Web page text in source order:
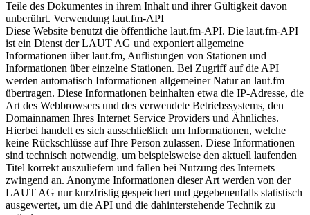
Teile des Dokumentes in ihrem Inhalt und ihrer Gültigkeit davon
unberührt. Verwendung laut.fm-API
Diese Website benutzt die öffentliche laut.fm-API. Die laut.fm-API
ist ein Dienst der LAUT AG und exponiert allgemeine
Informationen über laut.fm, Auflistungen von Stationen und
Informationen über einzelne Stationen. Bei Zugriff auf die API
werden automatisch Informationen allgemeiner Natur an laut.fm
übertragen. Diese Informationen beinhalten etwa die IP-Adresse, die
Art des Webbrowsers und des verwendete Betriebssystems, den
Domainnamen Ihres Internet Service Providers und Ähnliches.
Hierbei handelt es sich ausschließlich um Informationen, welche
keine Rückschlüsse auf Ihre Person zulassen. Diese Informationen
sind technisch notwendig, um beispielsweise den aktuell laufenden
Titel korrekt auszuliefern und fallen bei Nutzung des Internets
zwingend an. Anonyme Informationen dieser Art werden von der
LAUT AG nur kurzfristig gespeichert und gegebenenfalls statistisch
ausgewertet, um die API und die dahinterstehende Technik zu